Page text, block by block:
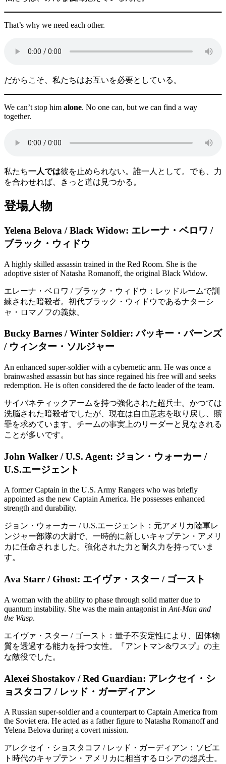
That’s why we need each other.
だからこそ、私たちはお互いを必要としている。
We can’t stop him alone. No one can, but we can find a way
together.
私たち一人では彼を止められない。誰一人として。でも、力
を合わせれば、きっと道は見つかる。
登場人物
Yelena Belova / Black Widow: エレーナ・ベロワ /
ブラック・ウィドウ
A highly skilled assassin trained in the Red Room. She is the
adoptive sister of Natasha Romanoff, the original Black Widow.
エレーナ・ベロワ / ブラック・ウィドウ：レッドルームで訓
練された暗殺者。初代ブラック・ウィドウであるナターシ
ャ・ロマノフの義妹。
Bucky Barnes / Winter Soldier: バッキー・バーンズ
/ ウィンター・ソルジャー
An enhanced super-soldier with a cybernetic arm. He was once a
brainwashed assassin but has since regained his free will and seeks
redemption. He is often considered the de facto leader of the team.
サイバネティックアームを持つ強化された超兵士。かつては
洗脳された暗殺者でしたが、現在は自由意志を取り戻し、贖
罪を求めています。チームの事実上のリーダーと見なされる
ことが多いです。
John Walker / U.S. Agent: ジョン・ウォーカー /
U.S.エージェント
A former Captain in the U.S. Army Rangers who was briefly
appointed as the new Captain America. He possesses enhanced
strength and durability.
ジョン・ウォーカー / U.S.エージェント：元アメリカ陸軍レ
ンジャー部隊の大尉で、一時的に新しいキャプテン・アメリ
カに任命されました。強化された力と耐久力を持っていま
す。
Ava Starr / Ghost: エイヴァ・スター / ゴースト
A woman with the ability to phase through solid matter due to
quantum instability. She was the main antagonist in Ant-Man and
the Wasp.
エイヴァ・スター / ゴースト：量子不安定性により、固体物
質を透過する能力を持つ女性。『アントマン&ワスプ』の主
な敵役でした。
Alexei Shostakov / Red Guardian: アレクセイ・シ
ョスタコフ / レッド・ガーディアン
A Russian super-soldier and a counterpart to Captain America from
the Soviet era. He acted as a father figure to Natasha Romanoff and
Yelena Belova during a covert mission.
アレクセイ・ショスタコフ / レッド・ガーディアン：ソビエ
ト時代のキャプテン・アメリカに相当するロシアの超兵士。